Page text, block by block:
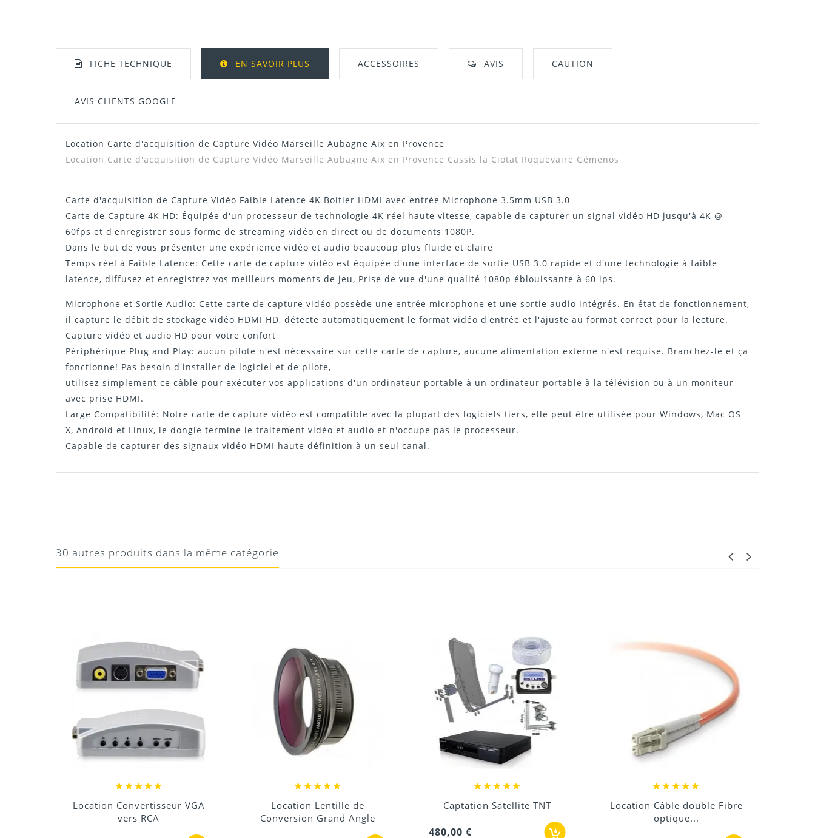
FICHE TECHNIQUE EN SAVOIR PLUS ACCESSOIRES AVIS CAUTION
AVIS CLIENTS GOOGLE
Manuel / Notice Télécharger Dans L'onglet "Téléchargement"
Location Carte d'acquisition de Capture Vidéo Marseille Aubagne Aix en Provence
Location Carte d'acquisition de Capture Vidéo Marseille Aubagne Aix en Provence Cassis la Ciotat Roquevaire Gémenos
Carte d'acquisition de Capture Vidéo Faible Latence 4K Boitier HDMI avec entrée Microphone 3.5mm USB 3.0
Carte de Capture 4K HD: Équipée d'un processeur de technologie 4K réel haute vitesse, capable de capturer un signal vidéo HD jusqu'à 4K @
60fps et d'enregistrer sous forme de streaming vidéo en direct ou de documents 1080P.
Dans le but de vous présenter une expérience vidéo et audio beaucoup plus fluide et claire
Temps réel à Faible Latence: Cette carte de capture vidéo est équipée d'une interface de sortie USB 3.0 rapide et d'une technologie à faible
latence, diffusez et enregistrez vos meilleurs moments de jeu, Prise de vue d'une qualité 1080p éblouissante à 60 ips.
Microphone et Sortie Audio: Cette carte de capture vidéo possède une entrée microphone et une sortie audio intégrés. En état de fonctionnement,
il capture le débit de stockage vidéo HDMI HD, détecte automatiquement le format vidéo d'entrée et l'ajuste au format correct pour la lecture.
Capture vidéo et audio HD pour votre confort
Périphérique Plug and Play: aucun pilote n'est nécessaire sur cette carte de capture, aucune alimentation externe n'est requise. Branchez-le et ça
fonctionne! Pas besoin d'installer de logiciel et de pilote,
utilisez simplement ce câble pour exécuter vos applications d'un ordinateur portable à un ordinateur portable à la télévision ou à un moniteur
avec prise HDMI.
Large Compatibilité: Notre carte de capture vidéo est compatible avec la plupart des logiciels tiers, elle peut être utilisée pour Windows, Mac OS
X, Android et Linux, le dongle termine le traitement vidéo et audio et n'occupe pas le processeur.
Capable de capturer des signaux vidéo HDMI haute définition à un seul canal.
sous Windows 10.
Installation très facile, il suffit de le brancher et il démarre
30 autres produits dans la même catégorie
Location Convertisseur VGA
vers RCA
Location Lentille de
Conversion Grand Angle
Captation Satellite TNT
480,00 €
Location Câble double Fibre
optique...